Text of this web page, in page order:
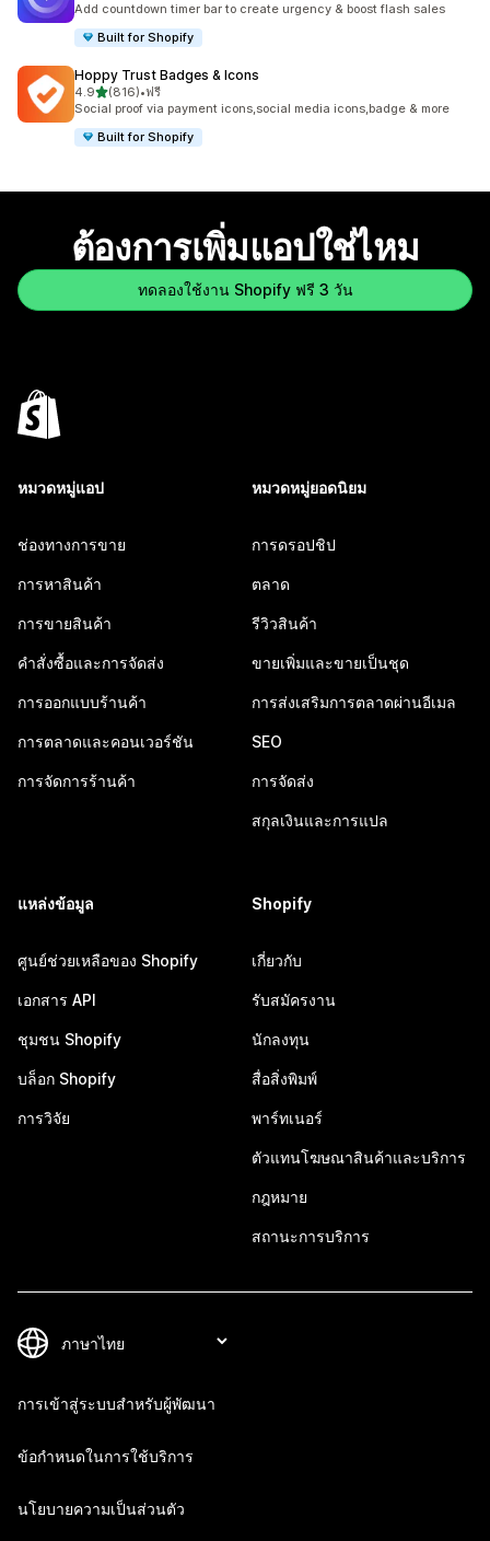
Add countdown timer bar to create urgency & boost flash sales
Built for Shopify
Hoppy Trust Badges & Icons
4.9เต็ม 5 ดาว
(816)
ทั้งหมด 816 รีวิว
•ฟรี
Social proof via payment icons,social media icons,badge & more
Built for Shopify
ต้องการเพิ่มแอปใช่ไหม
ทดลองใช้งาน Shopify ฟรี 3 วัน
หมวดหมู่แอป
ช่องทางการขาย
การหาสินค้า
การขายสินค้า
คำสั่งซื้อและการจัดส่ง
การออกแบบร้านค้า
การตลาดและคอนเวอร์ชัน
การจัดการร้านค้า
หมวดหมู่ยอดนิยม
การดรอปชิป
ตลาด
รีวิวสินค้า
ขายเพิ่มและขายเป็นชุด
การส่งเสริมการตลาดผ่านอีเมล
SEO
การจัดส่ง
สกุลเงินและการแปล
แหล่งข้อมูล
ศูนย์ช่วยเหลือของ Shopify
เอกสาร API
ชุมชน Shopify
บล็อก Shopify
การวิจัย
Shopify
เกี่ยวกับ
รับสมัครงาน
นักลงทุน
สื่อสิ่งพิมพ์
พาร์ทเนอร์
ตัวแทนโฆษณาสินค้าและบริการ
กฎหมาย
สถานะการบริการ
การเข้าสู่ระบบสำหรับผู้พัฒนา
ข้อกำหนดในการใช้บริการ
นโยบายความเป็นส่วนตัว